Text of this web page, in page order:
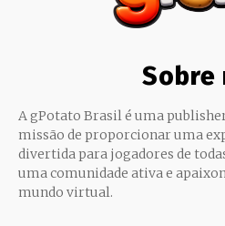
Sobre
A gPotato Brasil é uma
missão de proporcionar uma
divertida para jogadores de
uma comunidade ativa e
mundo virtual.